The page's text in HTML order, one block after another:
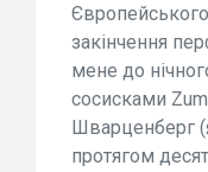
закінчення
мене до
сосисками
Шварценберг
протягом